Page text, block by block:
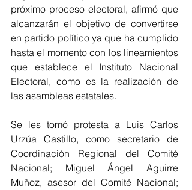
próximo proceso electoral, afirmó que
alcanzarán el objetivo de convertirse
en partido político ya que ha cumplido
hasta el momento con los lineamientos
que establece el Instituto Nacional
Electoral, como es la realización de
las asambleas estatales.
Se les tomó protesta a Luis Carlos
Urzúa Castillo, como secretario de
Coordinación Regional del Comité
Nacional; Miguel Ángel Aguirre
Muñoz, asesor del Comité Nacional;